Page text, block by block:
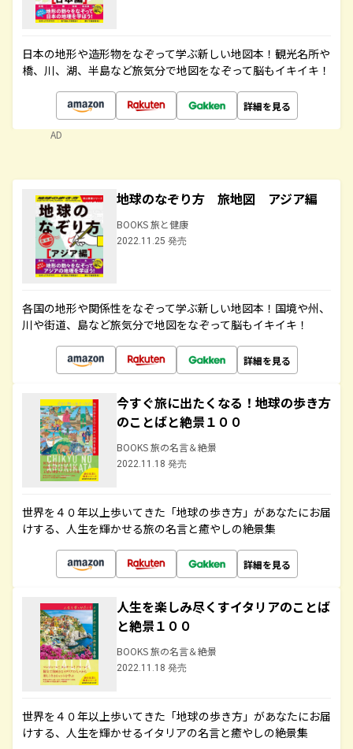
日本の地形や造形物をなぞって学ぶ新しい地図本！観光名所や
橋、川、湖、半島など旅気分で地図をなぞって脳もイキイキ！
詳細を見る
AD
地球のなぞり方 旅地図 アジア編
BOOKS 旅と健康
2022.11.25 発売
各国の地形や関係性をなぞって学ぶ新しい地図本！国境や州、
川や街道、島など旅気分で地図をなぞって脳もイキイキ！
詳細を見る
今すぐ旅に出たくなる！地球の歩き方
のことばと絶景１００
BOOKS 旅の名言＆絶景
2022.11.18 発売
世界を４０年以上歩いてきた「地球の歩き方」があなたにお届
けする、人生を輝かせる旅の名言と癒やしの絶景集
詳細を見る
人生を楽しみ尽くすイタリアのことば
と絶景１００
BOOKS 旅の名言＆絶景
2022.11.18 発売
世界を４０年以上歩いてきた「地球の歩き方」があなたにお届
けする、人生を輝かせるイタリアの名言と癒やしの絶景集